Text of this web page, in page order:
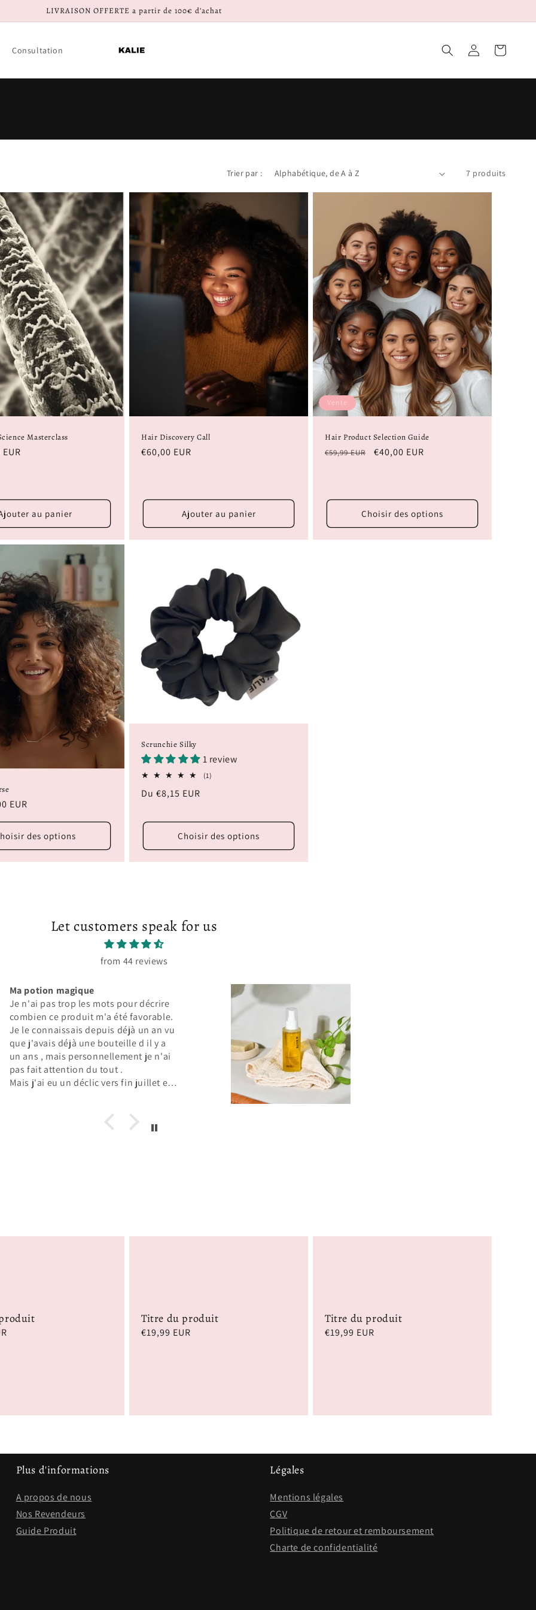
LIVRAISON OFFERTE a partir de 100€ d’achat
Consultation Connexion Panier
Trier par : 7 produits
Masterclass
au panier
Hair Discovery Call
Prix
€60,00 EUR
Ajouter au panier
Vente
Hair Product Selection Guide
Prix
€59,99 EUR
Prix
€40,00 EUR
Choisir des options
EUR
des options
Scrunchie Silky
1 review
(1)
Prix
Du €8,15 EUR
Choisir des options
Let customers speak for us
from 44 reviews
Toujours satisfaite
Le tissu est toujours aussi doux et la
couleur est juste waouw, c'est ce que
j'aime chez Kalie : c'est le large choix
en couleur
Titre du produit
Prix
€19,99 EUR
Titre du produit
Prix
€19,99 EUR
Plus d'informations
A propos de nous
Nos Revendeurs
Guide Produit
Légales
Mentions légales
CGV
Politique de retour et remboursement
Charte de confidentialité